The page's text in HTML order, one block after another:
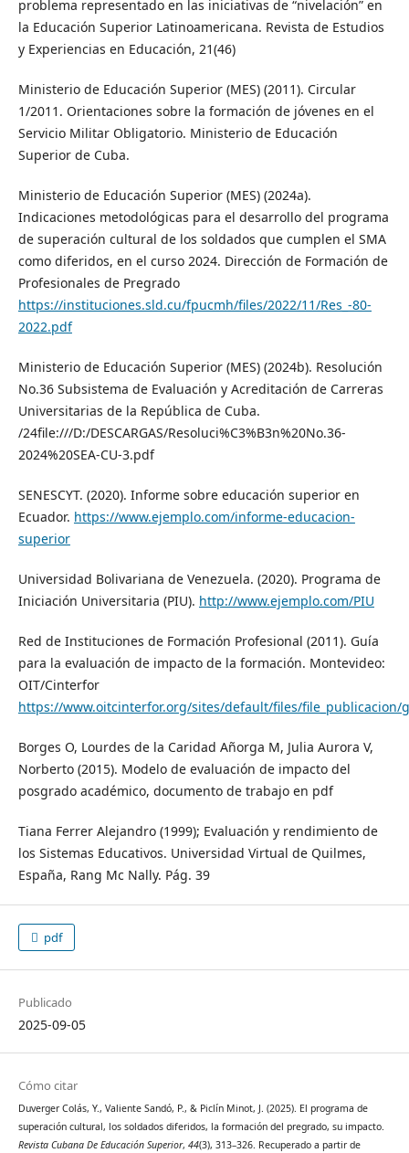
problema representado en las iniciativas de “nivelación” en
la Educación Superior Latinoamericana. Revista de Estudios
y Experiencias en Educación, 21(46)
Ministerio de Educación Superior (MES) (2011). Circular
1/2011. Orientaciones sobre la formación de jóvenes en el
Servicio Militar Obligatorio. Ministerio de Educación
Superior de Cuba.
Ministerio de Educación Superior (MES) (2024a).
Indicaciones metodológicas para el desarrollo del programa
de superación cultural de los soldados que cumplen el SMA
como diferidos, en el curso 2024. Dirección de Formación de
Profesionales de Pregrado
https://instituciones.sld.cu/fpucmh/files/2022/11/Res_-80-
2022.pdf
Ministerio de Educación Superior (MES) (2024b). Resolución
No.36 Subsistema de Evaluación y Acreditación de Carreras
Universitarias de la República de Cuba.
/24file:///D:/DESCARGAS/Resoluci%C3%B3n%20No.36-
2024%20SEA-CU-3.pdf
SENESCYT. (2020). Informe sobre educación superior en
Ecuador. https://www.ejemplo.com/informe-educacion-
superior
Universidad Bolivariana de Venezuela. (2020). Programa de
Iniciación Universitaria (PIU). http://www.ejemplo.com/PIU
Red de Instituciones de Formación Profesional (2011). Guía
para la evaluación de impacto de la formación. Montevideo:
OIT/Cinterfor
https://www.oitcinterfor.org/sites/default/files/file_publicacion/
Borges O, Lourdes de la Caridad Añorga M, Julia Aurora V,
Norberto (2015). Modelo de evaluación de impacto del
posgrado académico, documento de trabajo en pdf
Tiana Ferrer Alejandro (1999); Evaluación y rendimiento de
los Sistemas Educativos. Universidad Virtual de Quilmes,
España, Rang Mc Nally. Pág. 39
pdf
Publicado
2025-09-05
Cómo citar
Duverger Colás, Y., Valiente Sandó, P., & Piclín Minot, J. (2025). El programa de
superación cultural, los soldados diferidos, la formación del pregrado, su impacto.
Revista Cubana De Educación Superior, 44(3), 313–326. Recuperado a partir de